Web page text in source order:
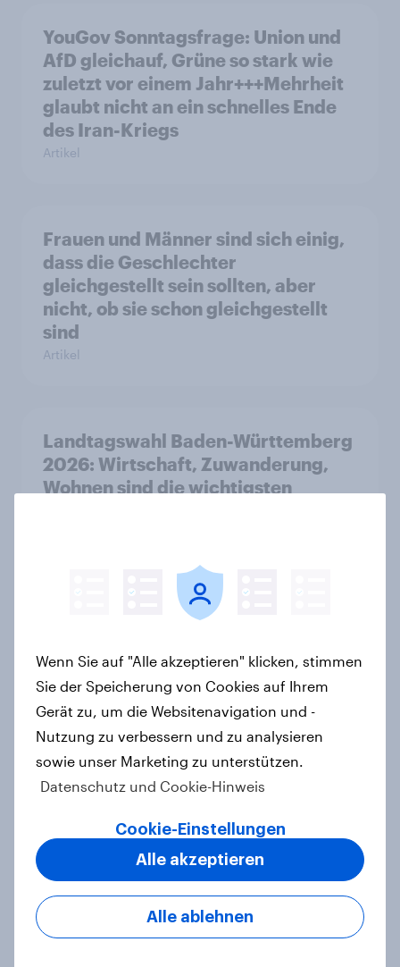
YouGov Sonntagsfrage: Union und
AfD gleichauf, Grüne so stark wie
zuletzt vor einem Jahr+++Mehrheit
glaubt nicht an ein schnelles Ende
des Iran-Kriegs
Artikel
Frauen und Männer sind sich einig,
dass die Geschlechter
gleichgestellt sein sollten, aber
nicht, ob sie schon gleichgestellt
sind
Artikel
Landtagswahl Baden-Württemberg
2026: Wirtschaft, Zuwanderung,
Wohnen sind die wichtigsten
Europäerinnen und Europäer die
transatlantischen Beziehungen
wahrnehmen
Artikel
YouGov Sonntagsfrage Februar
2026: Zustimmung zur Union bleibt
unter Bundestagswahl-Ergebnis +++
Zufriedenheit mit Bundesregierung
auf Tiefstand
Artikel
Wenn Sie auf "Alle akzeptieren" klicken, stimmen
Sie der Speicherung von Cookies auf Ihrem
Gerät zu, um die Websitenavigation und -
Nutzung zu verbessern und zu analysieren
sowie unser Marketing zu unterstützen.
Datenschutz und Cookie-Hinweis
Cookie-Einstellungen
Alle ablehnen
Alle akzeptieren